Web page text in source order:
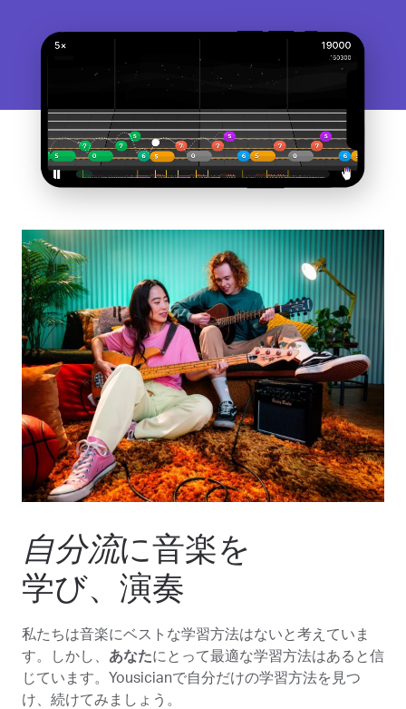
自分流に音楽を
学び、演奏
私たちは音楽にベストな学習方法はないと考えていま
す。しかし、 あなたにとって最適な学習方法はあると信
じています。Yousicianで自分だけの学習方法を見つ
け、続けてみましょう。